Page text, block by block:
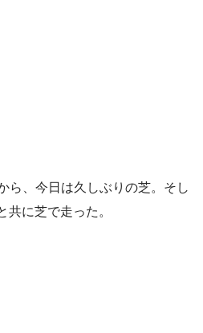
ら、今日は久しぶりの芝。そし
共に芝で走った。